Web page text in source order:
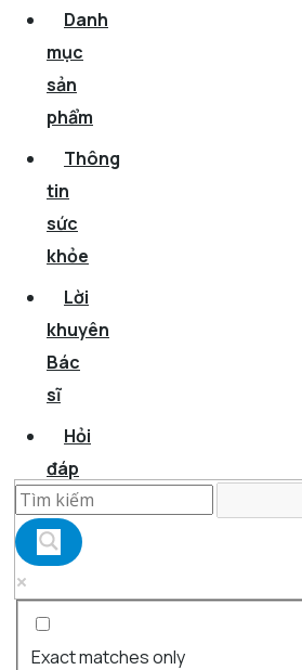
Danh
mục
sản
phẩm
Thông
tin
sức
khỏe
Lời
khuyên
Bác
sĩ
Hỏi
đáp
Exact matches only